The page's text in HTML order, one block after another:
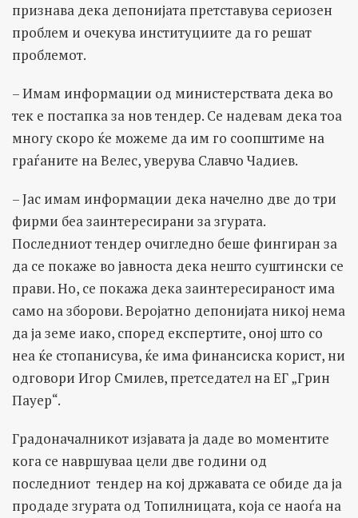
признава дека депонијата претставува сериозен
проблем и очекува институциите да го решат
проблемот.
– Имам информации од министерствата дека во
тек е постапка за нов тендер. Се надевам дека тоа
многу скоро ќе можеме да им го соопштиме на
граѓаните на Велес, уверува Славчо Чадиев.
– Јас имам информации дека начелно две до три
фирми беа заинтересирани за згурата.
Последниот тендер очигледно беше фингиран за
да се покаже во јавноста дека нешто суштински се
прави. Но, се покажа дека заинтересираност има
само на зборови. Веројатно депонијата никој нема
да ја земе иако, според експертите, оној што со
неа ќе стопанисува, ќе има финансиска корист, ни
одговори Игор Смилев, претседател на ЕГ „Грин
Пауер“.
Градоначалникот изјавата ја даде во моментите
кога се навршуваа цели две години од
последниот тендер на кој државата се обиде да ја
продаде згурата од Топилницата, која се наоѓа на